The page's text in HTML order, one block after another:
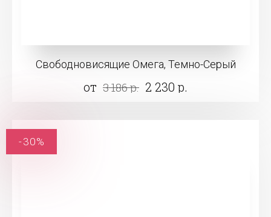
Свободновисящие Омега, Темно-Серый
от 3 186 р. 2 230 р.
-30%